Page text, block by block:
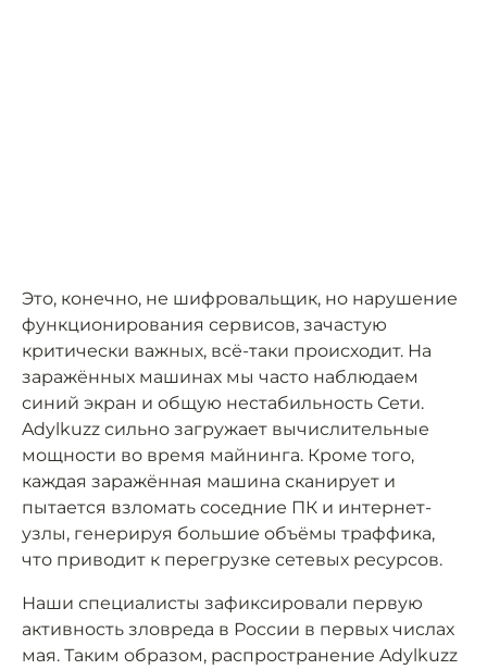
Это, конечно, не шифровальщик, но нарушение
функционирования сервисов, зачастую
критически важных, всё-таки происходит. На
заражённых машинах мы часто наблюдаем
синий экран и общую нестабильность Сети.
Adylkuzz сильно загружает вычислительные
мощности во время майнинга. Кроме того,
каждая заражённая машина сканирует и
пытается взломать соседние ПК и интернет-
узлы, генерируя большие объёмы траффика,
что приводит к перегрузке сетевых ресурсов.
Наши специалисты зафиксировали первую
активность зловреда в России в первых числах
мая. Таким образом, распространение Adylkuzz